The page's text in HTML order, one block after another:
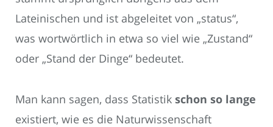
Lateinischen und ist abgeleitet von „status“,
was wortwörtlich in etwa so viel wie „Zustand“
oder „Stand der Dinge“ bedeutet.
Man kann sagen, dass Statistik schon so lange
existiert, wie es die Naturwissenschaft